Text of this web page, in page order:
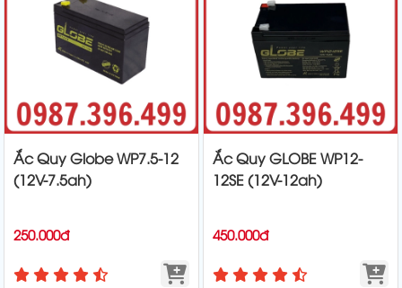
Ắc Quy Globe WP7.5-12
(12V-7.5ah)
250.000đ
Ắc Quy GLOBE WP12-
12SE (12V-12ah)
450.000đ